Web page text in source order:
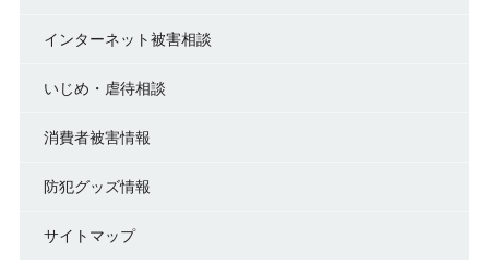
インターネット被害相談
いじめ・虐待相談
消費者被害情報
防犯グッズ情報
サイトマップ